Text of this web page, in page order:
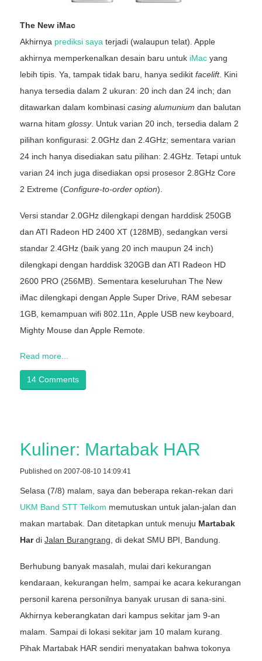
The New iMac
Akhirnya prediksi saya terjadi (walaupun telat). Apple
akhirnya memperkenalkan desain baru untuk iMac yang
lebih tipis. Ya, tampak tidak baru, hanya sedikit facelift. Kini
hanya tersedia dalam 2 ukuran: 20 inch dan 24 inch; dan
ditawarkan dalam kombinasi casing alumunium dan balutan
warna hitam glossy. Untuk varian 20 inch, tersedia dalam 2
pilihan konfigurasi: 2.0GHz dan 2.4GHz; sementara varian
24 inch hanya disediakan satu pilihan: 2.4GHz. Tetapi untuk
varian 24 inch juga disediakan opsi prosesor 2.8GHz Core
2 Extreme (Configure-to-order option).
Versi standar 2.0GHz dilengkapi dengan harddisk 250GB
dan ATI Radeon HD 2400 XT (128MB), sedangkan versi
standar 2.4GHz (baik yang 20 inch maupun 24 inch)
dilengkapi dengan harddisk 320GB dan ATI Radeon HD
2600 PRO (256MB). Sementara keseluruhan The New
iMac dilengkapi dengan Apple Super Drive, RAM sebesar
1GB, kemampuan wifi 802.11n, Apple USB new keyboard,
Mighty Mouse dan Apple Remote.
Read more...
14 Comments
Kuliner: Martabak HAR
Published on 2007-08-10 14:09:41
Selasa (7/8) malam, saya dan beberapa rekan-rekan dari
UKM Band STT Telkom memutuskan untuk jalan-jalan dan
makan martabak. Dan ditetapkan untuk menuju Martabak
Hardi Jalan Burangrang , di dekat SMU BPI, Bandung.
Berhubung banyak masalah, mulai dari kekurangan
kendaraan, kekurangan helm, sampai ke acara kekurangan
personil karena personilnya banyak urusan di sana-sini.
Akhirnya keberangkatan dari kampus sekitar jam 9-an
malam. Sampai di lokasi sekitar jam 10 malam kurang.
Pihak Martabak HAR sendiri menyatakan bahwa tokonya